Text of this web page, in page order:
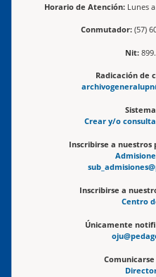
Horario de Atención: Lunes
Conmutador: (57)
Nit:
Radicación de
Sistema
Crear y/o
Inscribirse a nuestros
Inscribirse a
Centro
Únicamente